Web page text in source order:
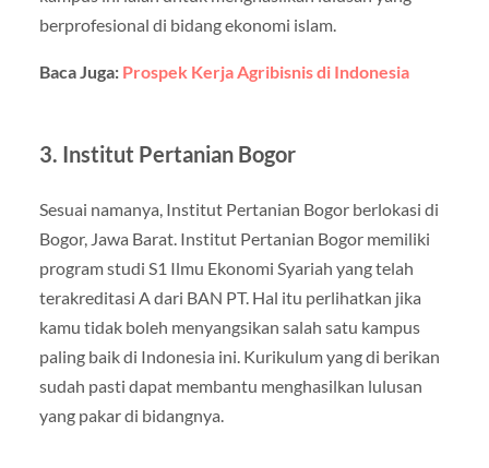
berprofesional di bidang ekonomi islam.
Baca Juga: Prospek Kerja Agribisnis di Indonesia
3. Institut Pertanian Bogor
Sesuai namanya, Institut Pertanian Bogor berlokasi di
Bogor, Jawa Barat. Institut Pertanian Bogor memiliki
program studi S1 Ilmu Ekonomi Syariah yang telah
terakreditasi A dari BAN PT. Hal itu perlihatkan jika
kamu tidak boleh menyangsikan salah satu kampus
paling baik di Indonesia ini. Kurikulum yang di berikan
sudah pasti dapat membantu menghasilkan lulusan
yang pakar di bidangnya.